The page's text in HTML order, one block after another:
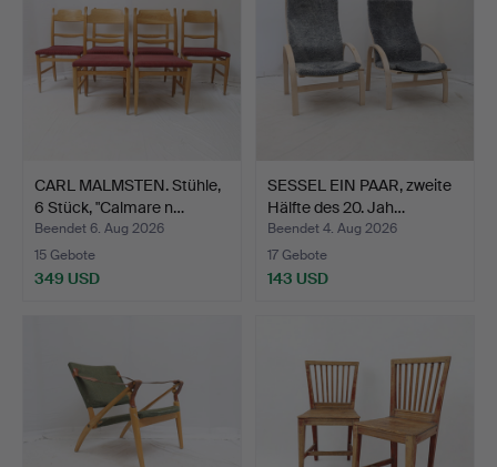
CARL MALMSTEN. Stühle,
6 Stück, "Calmare n…
Beendet 6. Aug 2026
15 Gebote
349 USD
SESSEL EIN PAAR, zweite
Hälfte des 20. Jah…
Beendet 4. Aug 2026
17 Gebote
143 USD